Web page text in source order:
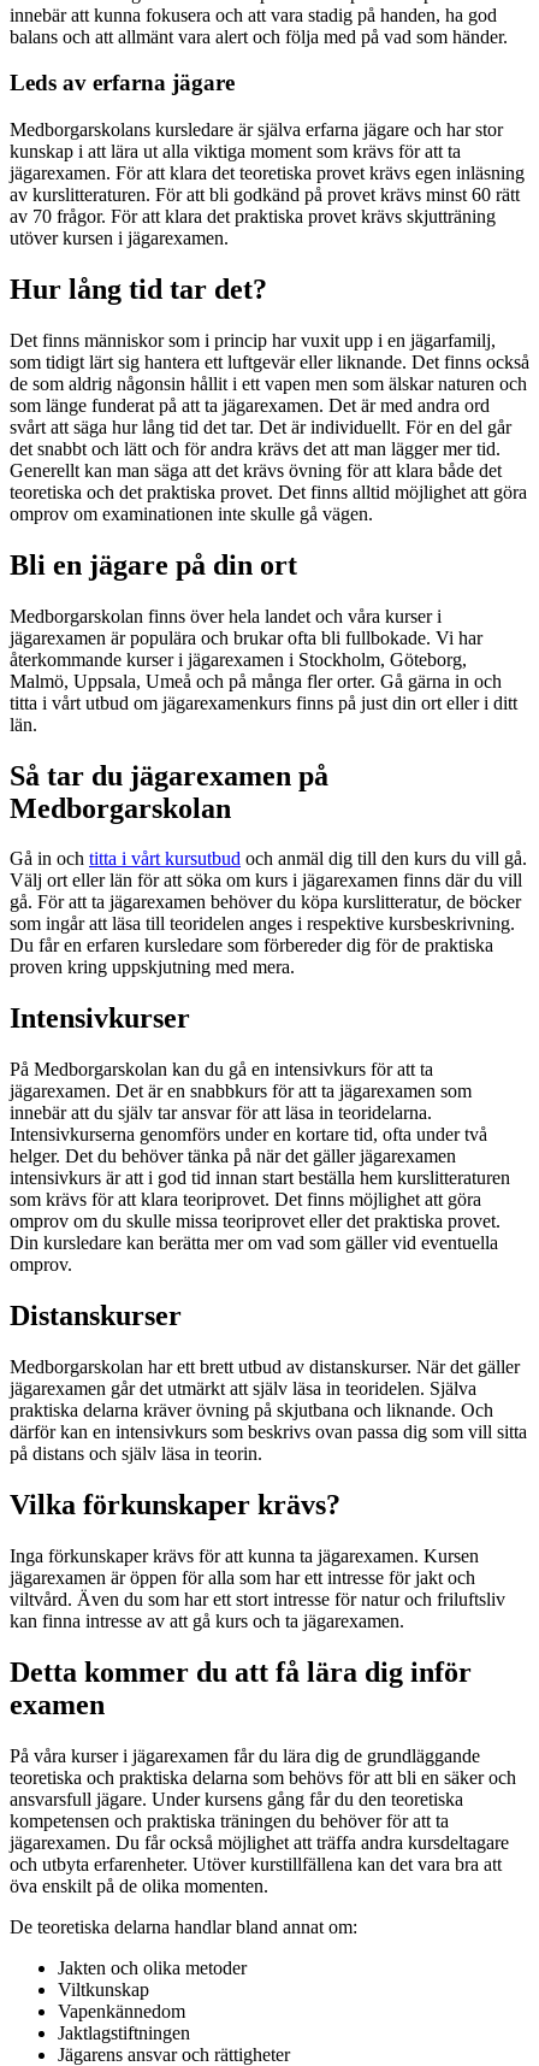
innebär att kunna fokusera och att vara stadig på handen, ha god
balans och att allmänt vara alert och följa med på vad som händer.
Leds av erfarna jägare
Medborgarskolans kursledare är själva erfarna jägare och har stor
kunskap i att lära ut alla viktiga moment som krävs för att ta
jägarexamen. För att klara det teoretiska provet krävs egen inläsning
av kurslitteraturen. För att bli godkänd på provet krävs minst 60 rätt
av 70 frågor. För att klara det praktiska provet krävs skjutträning
utöver kursen i jägarexamen.
Hur lång tid tar det?
Det finns människor som i princip har vuxit upp i en jägarfamilj,
som tidigt lärt sig hantera ett luftgevär eller liknande. Det finns också
de som aldrig någonsin hållit i ett vapen men som älskar naturen och
som länge funderat på att ta jägarexamen. Det är med andra ord
svårt att säga hur lång tid det tar. Det är individuellt. För en del går
det snabbt och lätt och för andra krävs det att man lägger mer tid.
Generellt kan man säga att det krävs övning för att klara både det
teoretiska och det praktiska provet. Det finns alltid möjlighet att göra
omprov om examinationen inte skulle gå vägen.
Bli en jägare på din ort
Medborgarskolan finns över hela landet och våra kurser i
jägarexamen är populära och brukar ofta bli fullbokade. Vi har
återkommande kurser i jägarexamen i Stockholm, Göteborg,
Malmö, Uppsala, Umeå och på många fler orter. Gå gärna in och
titta i vårt utbud om jägarexamenkurs finns på just din ort eller i ditt
län.
Så tar du jägarexamen på
Medborgarskolan
Gå in och titta i vårt kursutbud och anmäl dig till den kurs du vill gå.
Välj ort eller län för att söka om kurs i jägarexamen finns där du vill
gå. För att ta jägarexamen behöver du köpa kurslitteratur, de böcker
som ingår att läsa till teoridelen anges i respektive kursbeskrivning.
Du får en erfaren kursledare som förbereder dig för de praktiska
proven kring uppskjutning med mera.
Intensivkurser
På Medborgarskolan kan du gå en intensivkurs för att ta
jägarexamen. Det är en snabbkurs för att ta jägarexamen som
innebär att du själv tar ansvar för att läsa in teoridelarna.
Intensivkurserna genomförs under en kortare tid, ofta under två
helger. Det du behöver tänka på när det gäller jägarexamen
intensivkurs är att i god tid innan start beställa hem kurslitteraturen
som krävs för att klara teoriprovet. Det finns möjlighet att göra
omprov om du skulle missa teoriprovet eller det praktiska provet.
Din kursledare kan berätta mer om vad som gäller vid eventuella
omprov.
Distanskurser
Medborgarskolan har ett brett utbud av distanskurser. När det gäller
jägarexamen går det utmärkt att själv läsa in teoridelen. Själva
praktiska delarna kräver övning på skjutbana och liknande. Och
därför kan en intensivkurs som beskrivs ovan passa dig som vill sitta
på distans och själv läsa in teorin.
Vilka förkunskaper krävs?
Inga förkunskaper krävs för att kunna ta jägarexamen. Kursen
jägarexamen är öppen för alla som har ett intresse för jakt och
viltvård. Även du som har ett stort intresse för natur och friluftsliv
kan finna intresse av att gå kurs och ta jägarexamen.
Detta kommer du att få lära dig inför
examen
På våra kurser i jägarexamen får du lära dig de grundläggande
teoretiska och praktiska delarna som behövs för att bli en säker och
ansvarsfull jägare. Under kursens gång får du den teoretiska
kompetensen och praktiska träningen du behöver för att ta
jägarexamen. Du får också möjlighet att träffa andra kursdeltagare
och utbyta erfarenheter. Utöver kurstillfällena kan det vara bra att
öva enskilt på de olika momenten.
De teoretiska delarna handlar bland annat om:
Jakten och olika metoder
Viltkunskap
Vapenkännedom
Jaktlagstiftningen
Jägarens ansvar och rättigheter